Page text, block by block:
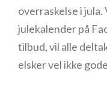
overraskelse i jula.
julekalender på
tilbud, vil alle
elsker vel ikke